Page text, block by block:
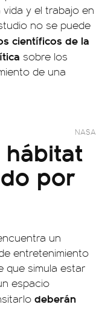
y el trabajo en
no se puede
científicos de la
sobre los
de una
NASA
por
un
entretenimiento
que simula estar
espacio
deberán